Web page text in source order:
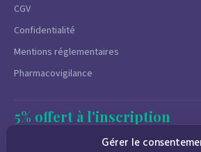
Gérer le
CGV
Confidentialité
Mentions réglementaires
Pharmacovigilance
5% offert à l'inscription